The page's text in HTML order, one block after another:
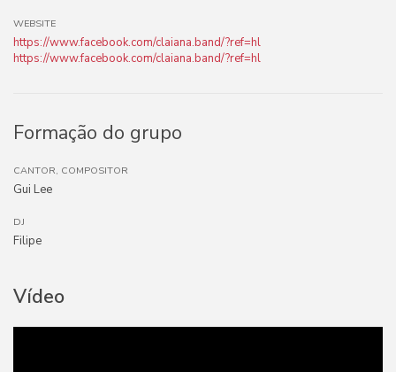
WEBSITE
https://www.facebook.com/claiana.band/?ref=hl
https://www.facebook.com/claiana.band/?ref=hl
Formação do grupo
CANTOR, COMPOSITOR
Gui Lee
DJ
Filipe
Vídeo